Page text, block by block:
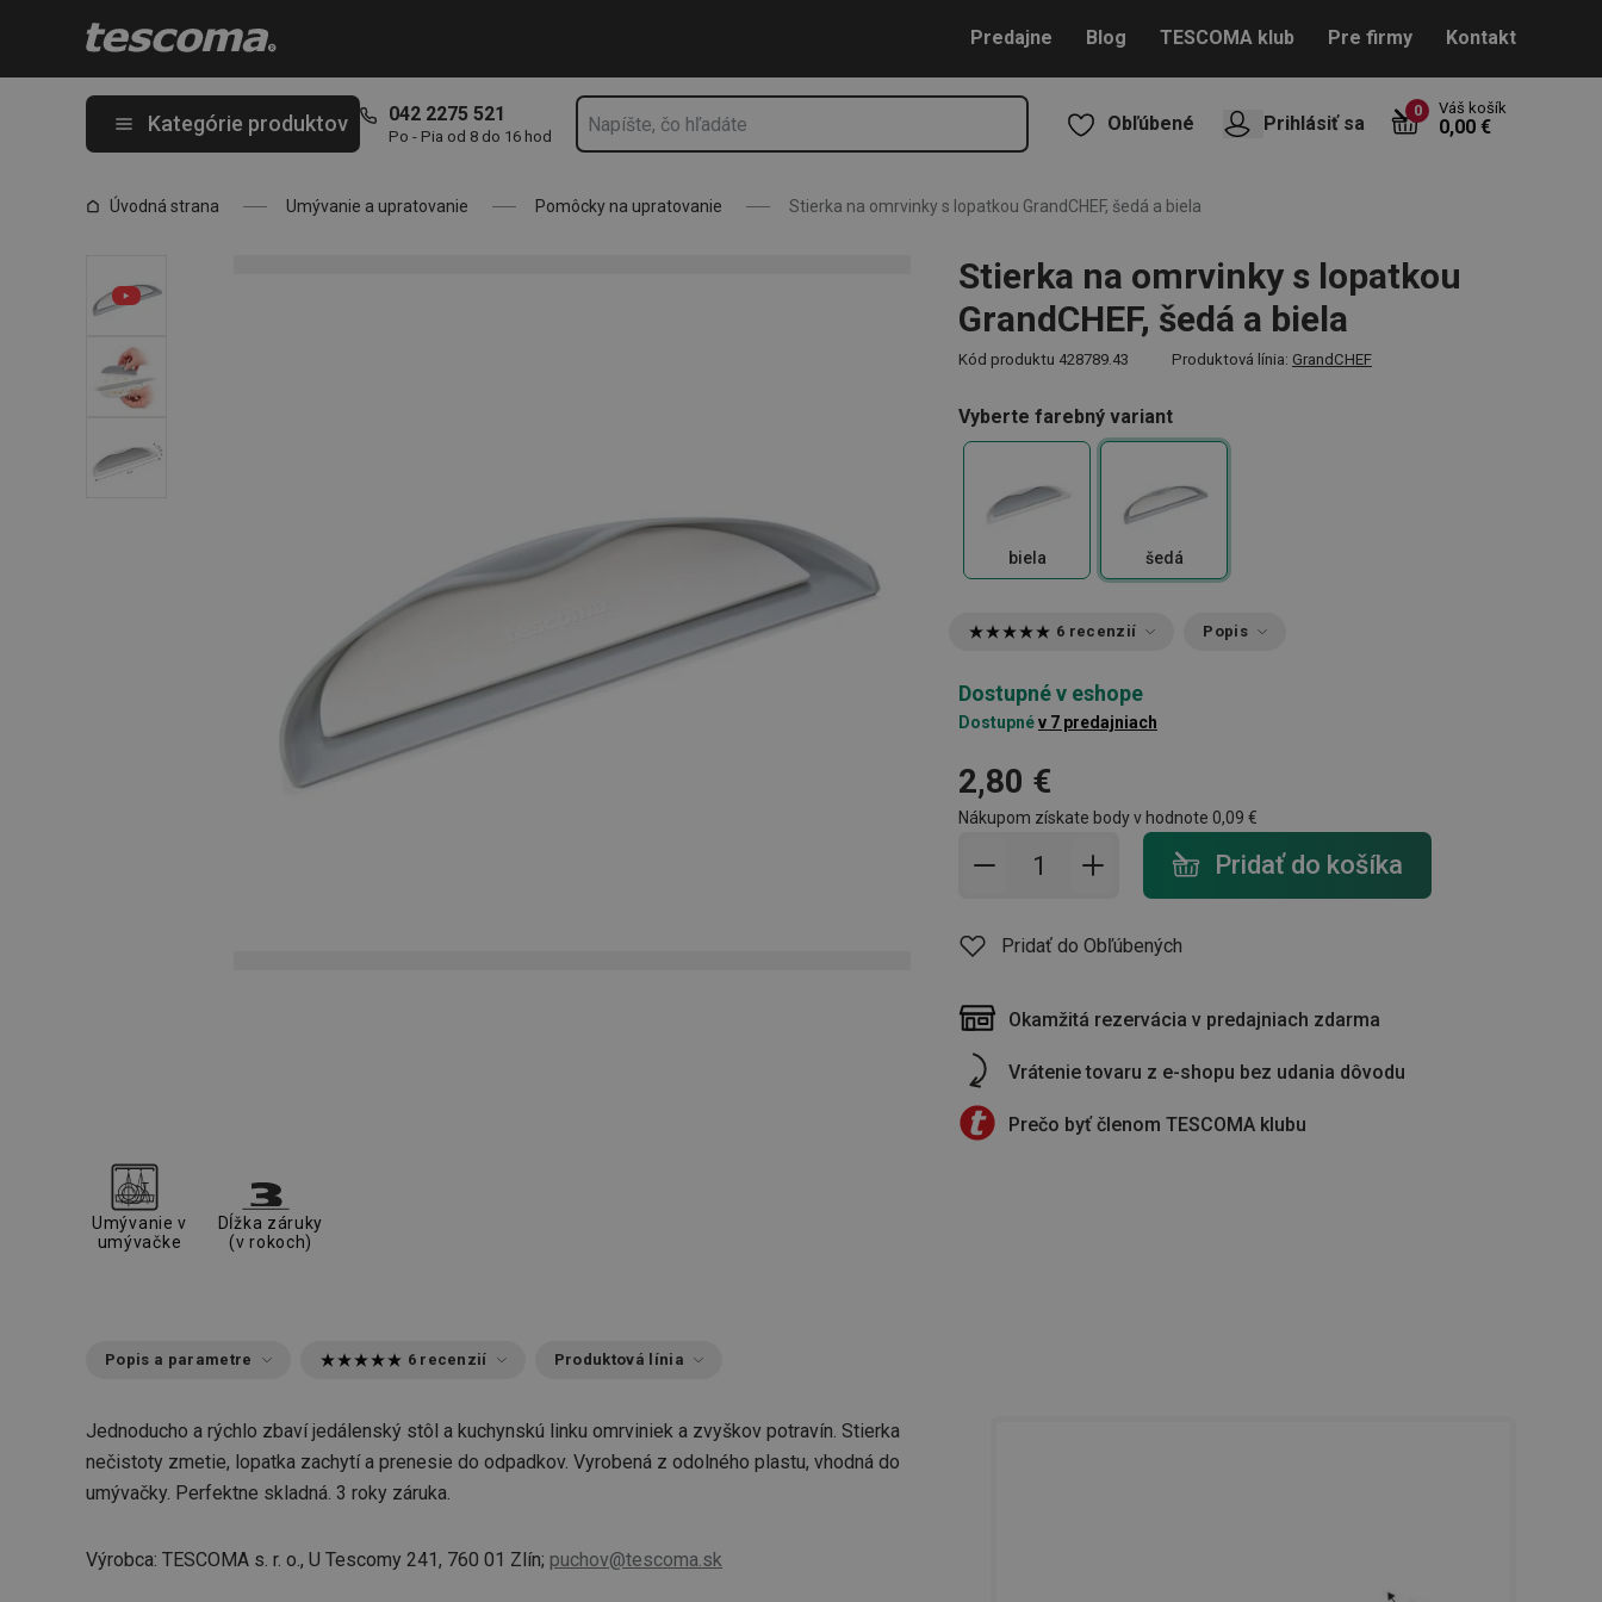
Predajne Blog TESCOMA klub Pre firmy Kontakt
Kategórie produktov 042 2275 521
Po - Pia od 8 do 16 hod
Obľúbené Prihlásiť sa
0 Váš košík
0,00 €
Úvodná strana Umývanie a upratovanie Pomôcky na upratovanie Stierka na omrvinky s lopatkou GrandCHEF, šedá a biela
Stierka na omrvinky s lopatkou
GrandCHEF, šedá a biela
Kód produktu 428789.43 Produktová línia: GrandCHEF
Vyberte farebný variant
biela šedá
6 recenzií Popis
Dostupné v eshope
Dostupnév 7 predajniach
2,80 €
Nákupom získate body v hodnote 0,09 €
Pridať do košíka - počet
Pridať do košíka
Pridať do Obľúbených
Okamžitá rezervácia v predajniach zdarma
Vrátenie tovaru z e-shopu bez udania dôvodu
Prečo byť členom TESCOMA klubu
Umývanie v
umývačke
Dĺžka záruky
(v rokoch)
Popis a parametre 6 recenzií Produktová línia
Jednoducho a rýchlo zbaví jedálenský stôl a kuchynskú linku omrviniek a zvyškov potravín. Stierka
nečistoty zmetie, lopatka zachytí a prenesie do odpadkov. Vyrobená z odolného plastu, vhodná do
umývačky. Perfektne skladná. 3 roky záruka.
Výrobca: TESCOMA s. r. o., U Tescomy 241, 760 01 Zlín; puchov@tescoma.sk